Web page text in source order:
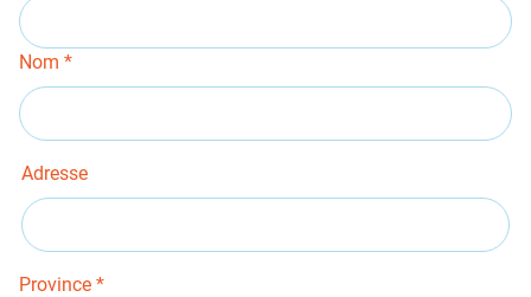
Nom
Adresse
Province